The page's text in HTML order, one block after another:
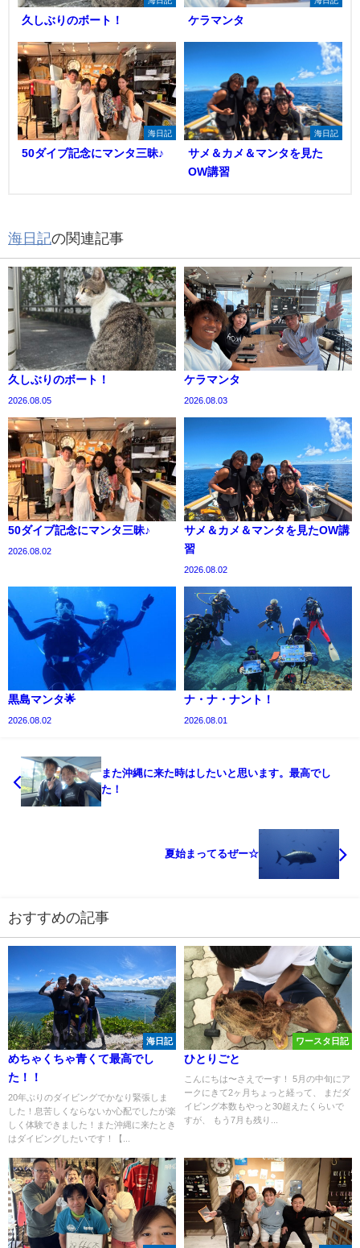
久しぶりのボート！ ケラマンタ
海日記
50ダイブ記念にマンタ三昧♪
海日記
サメ＆カメ＆マンタを見た
OW講習
海日記の関連記事
久しぶりのボート！
2026.08.05
ケラマンタ
2026.08.03
50ダイブ記念にマンタ三昧♪
2026.08.02
サメ＆カメ＆マンタを見たOW講
習
2026.08.02
黒島マンタ🌟
2026.08.02
ナ・ナ・ナント！
2026.08.01
また沖縄に来た時はしたいと思います。最高でし
た！
夏始まってるぜー☆
おすすめの記事
海日記
めちゃくちゃ青くて最高でし
た！！
20年ぶりのダイビングでかなり緊張しま
した！息苦しくならないか心配でしたが楽
しく体験できました！また沖縄に来たとき
はダイビングしたいです！【...
ワースタ日記
ひとりごと
こんにちは〜さえでーす！ 5月の中旬にア
ークにきて2ヶ月ちょっと経って、 まだダ
イビング本数もやっと30超えたくらいで
すが、 もう7月も残り...